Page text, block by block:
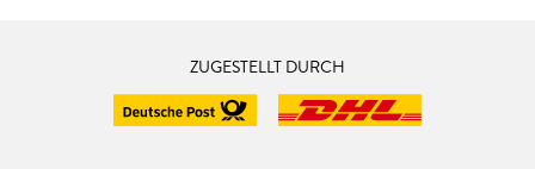
ZUGESTELLT DURCH